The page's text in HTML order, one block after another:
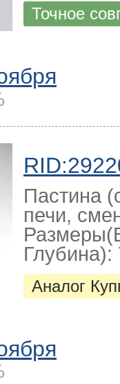
Точное
Пастина
печи,
Глубина):
Аналог